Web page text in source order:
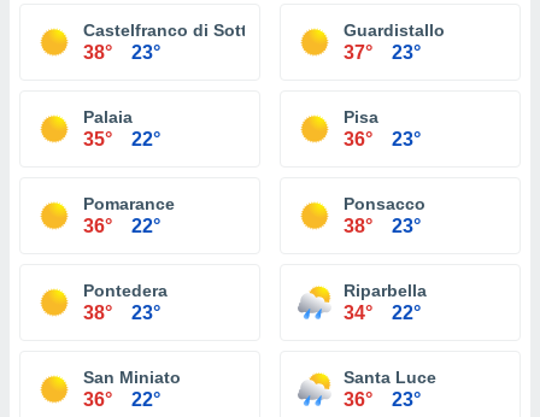
Castelfranco di Sotto
38° 23°
Guardistallo
37° 23°
Palaia
35° 22°
Pisa
36° 23°
Pomarance
36° 22°
Ponsacco
38° 23°
Pontedera
38° 23°
Riparbella
34° 22°
San Miniato
36° 22°
Santa Luce
36° 23°